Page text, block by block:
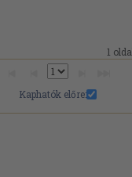
1
Kaphatók előre: